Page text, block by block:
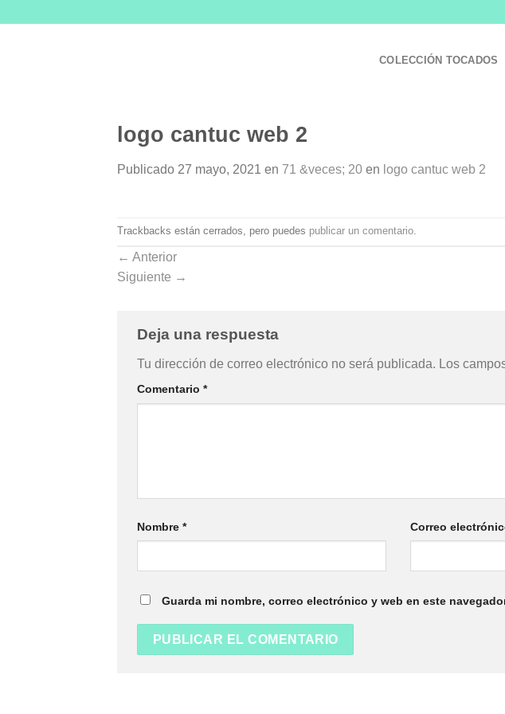
COLECCIÓN TOCADOS
logo cantuc web 2
Publicado 27 mayo, 2021 en 71 &veces; 20 en logo cantuc web 2
Trackbacks están cerrados, pero puedes publicar un comentario
← Anterior
Siguiente →
Deja una respuesta
Tu dirección de correo electrónico no será publicada. Los
Comentario *
Nombre * Correo
Guarda mi nombre, correo electrónico y web en este